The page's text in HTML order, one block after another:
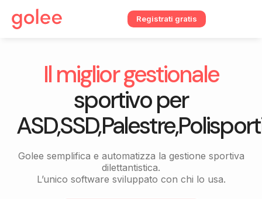
Registrati gratis
Il miglior gestionale
sportivo per
Golee semplifica e automatizza la gestione sportiva
dilettantistica.
L’unico software sviluppato con chi lo usa.